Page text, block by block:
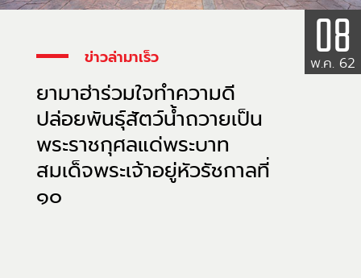
ข่าวล่ามาเร็ว
ยามาฮ่าร่วมใจทำความดี
ปล่อยพันธุ์สัตว์น้ำถวายเป็น
พระราชกุศลแด่พระบาท
สมเด็จพระเจ้าอยู่หัวรัชกาลที่
๑๐
08
พ.ค. 62